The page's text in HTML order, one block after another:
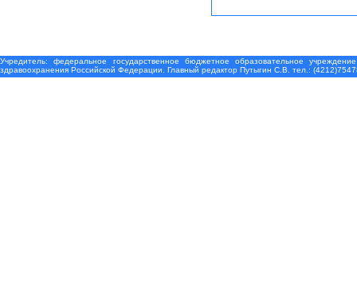
Учредитель: федеральное государственное бюджетное образовательное
здравоохранения Российской Федерации. Главный редактор Путыгин С.В. тел.: